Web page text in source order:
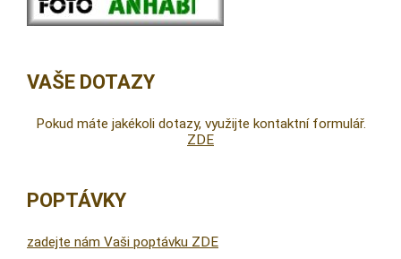
VAŠE DOTAZY
Pokud máte jakékoli dotazy, využijte kontaktní formulář.
ZDE
POPTÁVKY
zadejte nám Vaši poptávku ZDE